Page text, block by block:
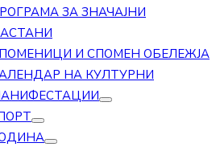
ЗА ЗНАЧАЈНИ
И СПОМЕН ОБЕЛЕЖЈА
НА КУЛТУРНИ